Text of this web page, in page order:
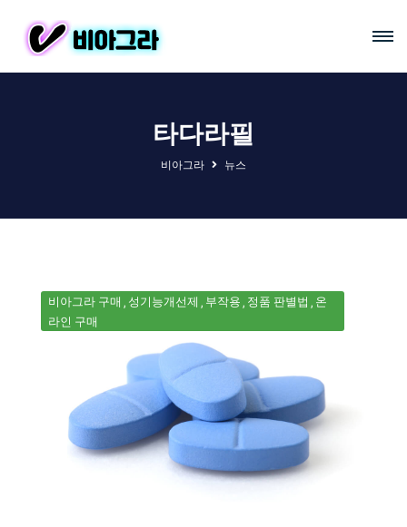
타다라필
비아그라 뉴스
비아그라 구매 성기능개선제 부작용 정품 판별법
온
라인 구매